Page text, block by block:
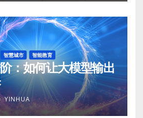
智慧城市 智能教育
：如何让大模型输出
YINHUA